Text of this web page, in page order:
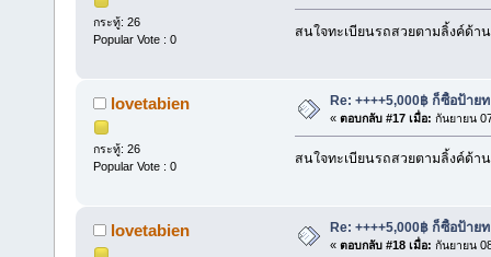
กระทู้: 26
Popular Vote : 0
สนใจทะเบียนรถสวยตามลิ้งค์ด้า
lovetabien
กระทู้: 26
Popular Vote : 0
Re: ++++5,000฿ ก็ซื้อป้าย
« ตอบกลับ #17 เมื่อ: กันยายน
สนใจทะเบียนรถสวยตามลิ้งค์ด้า
lovetabien Re: ++++5,000฿ ก็ซื้อป้าย
« ตอบกลับ #18 เมื่อ: กันยายน